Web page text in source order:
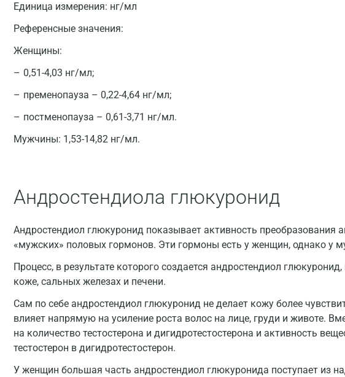
Единица измерения: нг/мл
Референсные значения:
Женщины:
0,51-4,03 нг/мл;
пременопауза – 0,22-4,64 нг/мл;
постменопауза – 0,61-3,71 нг/мл.
Мужчины: 1,53-14,82 нг/мл.
Андростендиола глюкуронид
Андростендиол глюкуронид показывает активность преобразования
«мужских» половых гормонов. Эти гормоны есть у женщин, однако у
Процесс, в результате которого создается андростендиол
коже, сальных железах и печени.
Сам по себе андростендиол глюкуронид не делает кожу более
влияет напрямую на усиление роста волос на лице, груди и животе.
на количество тестостерона и дигидротестостерона и активность
тестостерон в дигидротестостерон.
У женщин большая часть андростендиол глюкуронида поступает из
Голубое
Дмитров